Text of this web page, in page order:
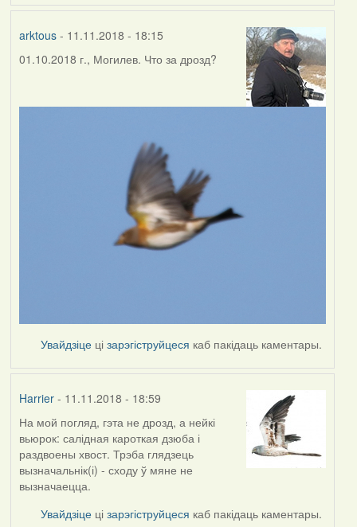
Harrier
arktous- 11.11.2018 - 18:15
01.10.2018 г., Могилев. Что за дрозд?
Увайдзіце цізарэгіструйцеся каб пакідаць каментары.
Harrier- 11.11.2018 - 18:59
In
reply
to
by
arktous
На мой погляд, гэта не дрозд, а нейкі
вьюрок: салідная кароткая дзюба і
раздвоены хвост. Трэба глядзець
вызначальнік(і) - сходу ў мяне не
вызначаецца.
Увайдзіце цізарэгіструйцеся каб пакідаць каментары.